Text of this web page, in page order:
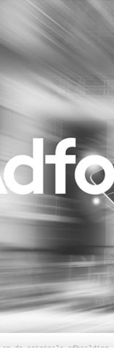
op de originele afbeelding